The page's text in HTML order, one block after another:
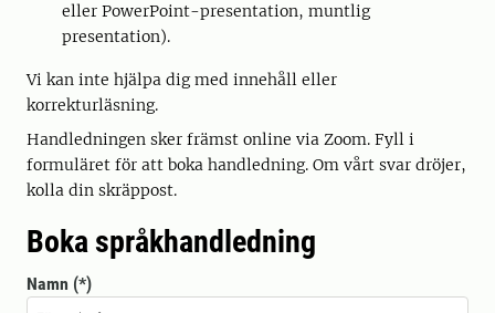
eller PowerPoint-presentation, muntlig
presentation).
Vi kan inte hjälpa dig med innehåll eller
korrekturläsning.
Handledningen sker främst online via Zoom. Fyll i
formuläret för att boka handledning. Om vårt svar dröjer,
kolla din skräppost.
Boka språkhandledning
Namn